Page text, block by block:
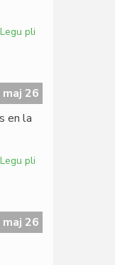
Legu pli
finance
interdependaj:
26
en la
Legu pli
pri
konstitucia
26